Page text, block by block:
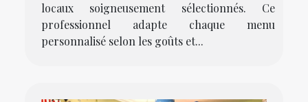
locaux soigneusement sélectionnés. Ce
professionnel adapte chaque menu
personnalisé selon les goûts et...